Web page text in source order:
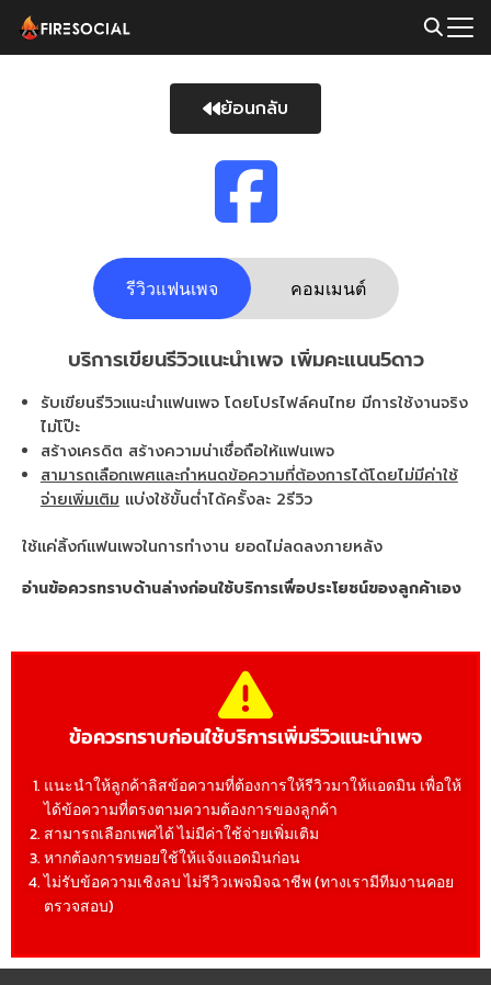
ย้อนกลับ
รีวิวแฟนเพจ คอมเมนต์
บริการเขียนรีวิวแนะนำเพจ เพิ่มคะแนน5ดาว
รับเขียนรีวิวแนะนำแฟนเพจ โดยโปรไฟล์คนไทย มีการใช้งานจริง
ไม่โป๊ะ
สร้างเครดิต สร้างความน่าเชื่อถือให้แฟนเพจ
สามารถเลือกเพศและกำหนดข้อความที่ต้องการได้โดยไม่มีค่าใช้
จ่ายเพิ่มเติม แบ่งใช้ขั้นต่ำได้ครั้งละ 2รีวิว
ใช้แค่ลิ้งก์แฟนเพจในการทำงาน ยอดไม่ลดลงภายหลัง
อ่านข้อควรทราบด้านล่างก่อนใช้บริการเพื่อประโยชน์ของลูกค้าเอง
ข้อควรทราบก่อนใช้บริการเพิ่มรีวิวแนะนำเพจ
แนะนำให้ลูกค้าลิสข้อความที่ต้องการให้รีวิวมาให้แอดมิน เพื่อให้
ได้ข้อความที่ตรงตามความต้องการของลูกค้า
สามารถเลือกเพศได้ ไม่มีค่าใช้จ่ายเพิ่มเติม
หากต้องการทยอยใช้ให้แจ้งแอดมินก่อน
ไม่รับข้อความเชิงลบ ไม่รีวิวเพจมิจฉาชีพ (ทางเรามีทีมงานคอย
ตรวจสอบ)